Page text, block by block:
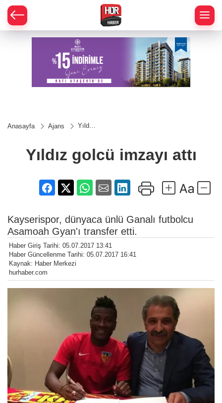
Anasayfa Ajans
Yıldız
Yıldız golcü imzayı attı
Kayserispor, dünyaca ünlü Ganalı futbolcu
Asamoah Gyan'ı transfer etti.
Haber Giriş Tarihi: 05.07.2017 13:41
Haber Güncellenme Tarihi: 05.07.2017 16:41
Kaynak: Haber Merkezi
hurhaber.com